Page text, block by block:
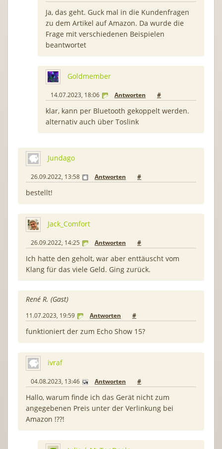
Ja, das geht. Guck mal in die Kundenfragen
zu dem Artikel auf Amazon. Da wurde die
Frage mit verschiedenen Beispielen
beantwortet
Goldmember
14.07.2023, 18:06 Antworten #
klar, kann per Bluetooth gekoppelt werden.
alternativ auch über Toslink
Jundago
26.09.2022, 13:58 Antworten #
bestellt!
Jack_Comfort
26.09.2022, 14:25 Antworten #
Ich hatte den geholt, war aber enttäuscht vom
Klang für das viele Geld. Ging zurück.
René R. (Gast)
11.07.2023, 19:59 Antworten #
funktioniert der zum Echo Show 15?
ivraf
04.08.2023, 13:46 Antworten #
Hallo, warum finde ich das Gerät nicht zum
angegebenen Preis unter der Verlinkung bei
Amazon !??!